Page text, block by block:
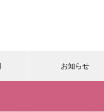
お知らせ